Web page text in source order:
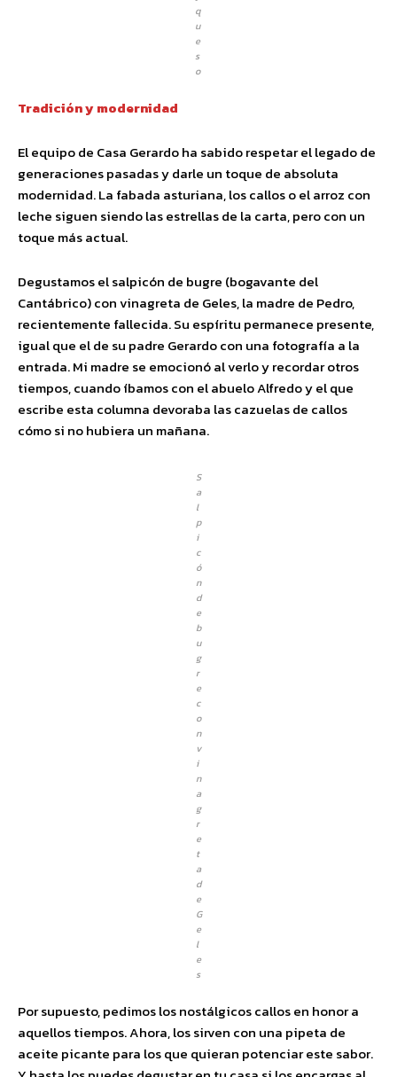
q
u
e
s
o
Tradición y modernidad
El equipo de Casa Gerardo ha sabido respetar el legado de
generaciones pasadas y darle un toque de absoluta
modernidad. La fabada asturiana, los callos o el arroz con
leche siguen siendo las estrellas de la carta, pero con un
toque más actual.
Degustamos el salpicón de bugre (bogavante del
Cantábrico) con vinagreta de Geles, la madre de Pedro,
recientemente fallecida. Su espíritu permanece presente,
igual que el de su padre Gerardo con una fotografía a la
entrada. Mi madre se emocionó al verlo y recordar otros
tiempos, cuando íbamos con el abuelo Alfredo y el que
escribe esta columna devoraba las cazuelas de callos
cómo si no hubiera un mañana.
S
a
l
p
i
c
ó
n
d
e
b
u
g
r
e
c
o
n
v
i
n
a
g
r
e
t
a
d
e
G
e
l
e
s
Por supuesto, pedimos los nostálgicos callos en honor a
aquellos tiempos. Ahora, los sirven con una pipeta de
aceite picante para los que quieran potenciar este sabor.